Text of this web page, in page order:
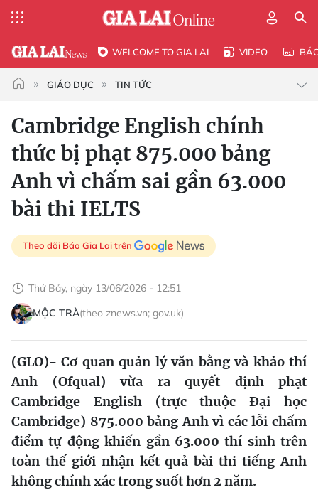
WELCOME TO GIA LAI VIDEO
GIÁO DỤC TIN TỨC
Cambridge English chính
thức bị phạt 875.000 bảng
Anh vì chấm sai gần 63.000
bài thi IELTS
Theo dõi Báo Gia Lai trên
Thứ Bảy, ngày 13/06/2026 - 12:51
MỘC TRÀ(theo znews.vn; gov.uk)
(GLO)- Cơ quan quản lý văn bằng và khảo thí
Anh (Ofqual) vừa ra quyết định phạt
Cambridge English (trực thuộc Đại học
Cambridge) 875.000 bảng Anh vì các lỗi chấm
điểm tự động khiến gần 63.000 thí sinh trên
toàn thế giới nhận kết quả bài thi tiếng Anh
không chính xác trong suốt hơn 2 năm.